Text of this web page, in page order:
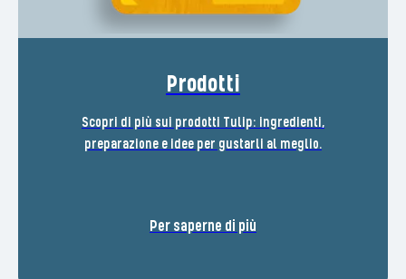
Prodotti
Scopri di più sui prodotti Tulip: ingredienti,
preparazione e idee per gustarli al meglio.
Per saperne di più